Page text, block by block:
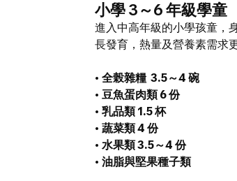
小學 3～6 年級學童
進入中高年級的小學孩童，
長發育，熱量及營養素需求
• 全榖雜糧 3.5～4 碗
• 豆魚蛋肉類 6 份
• 乳品類 1.5 杯
• 蔬菜類 4 份
• 水果類 3.5～4 份
• 油脂與堅果種子類